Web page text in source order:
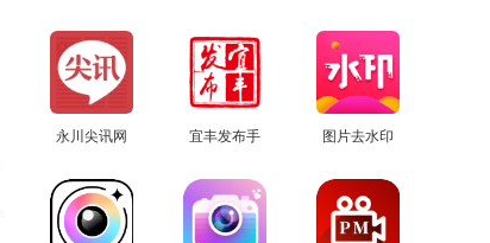
永川尖讯网
宜丰发布手
图片去水印
版